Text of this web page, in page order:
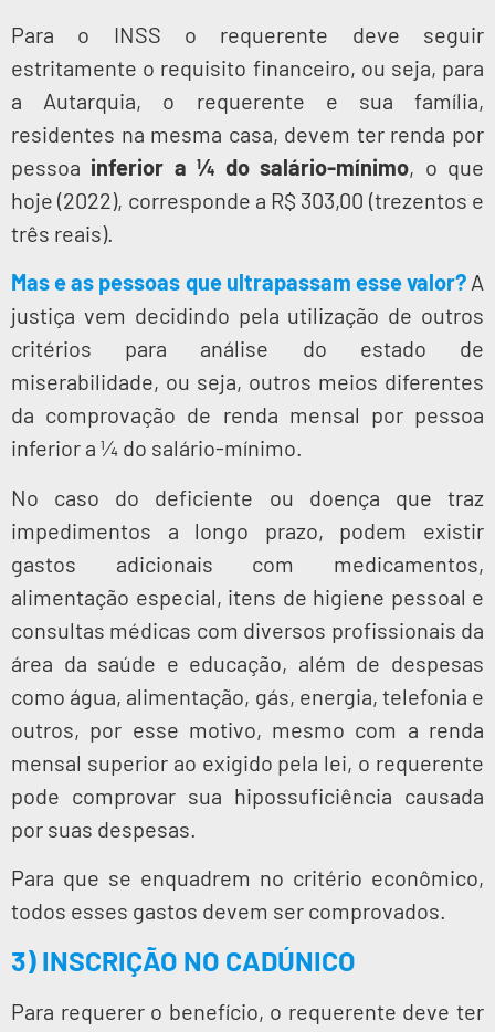
Para o INSS o requerente deve seguir
estritamente o requisito financeiro, ou seja, para
a Autarquia, o requerente e sua família,
residentes na mesma casa, devem ter renda por
pessoa inferior a ¼ do salário-mínimo, o que
hoje (2022), corresponde a R$ 303,00 (trezentos e
três reais).
Mas e as pessoas que ultrapassam esse valor? A
justiça vem decidindo pela utilização de outros
critérios para análise do estado de
miserabilidade, ou seja, outros meios diferentes
da comprovação de renda mensal por pessoa
inferior a ¼ do salário-mínimo.
No caso do deficiente ou doença que traz
impedimentos a longo prazo, podem existir
gastos adicionais com medicamentos,
alimentação especial, itens de higiene pessoal e
consultas médicas com diversos profissionais da
área da saúde e educação, além de despesas
como água, alimentação, gás, energia, telefonia e
outros, por esse motivo, mesmo com a renda
mensal superior ao exigido pela lei, o requerente
pode comprovar sua hipossuficiência causada
por suas despesas.
Para que se enquadrem no critério econômico,
todos esses gastos devem ser comprovados.
3) INSCRIÇÃO NO CADÚNICO
Para requerer o benefício, o requerente deve ter